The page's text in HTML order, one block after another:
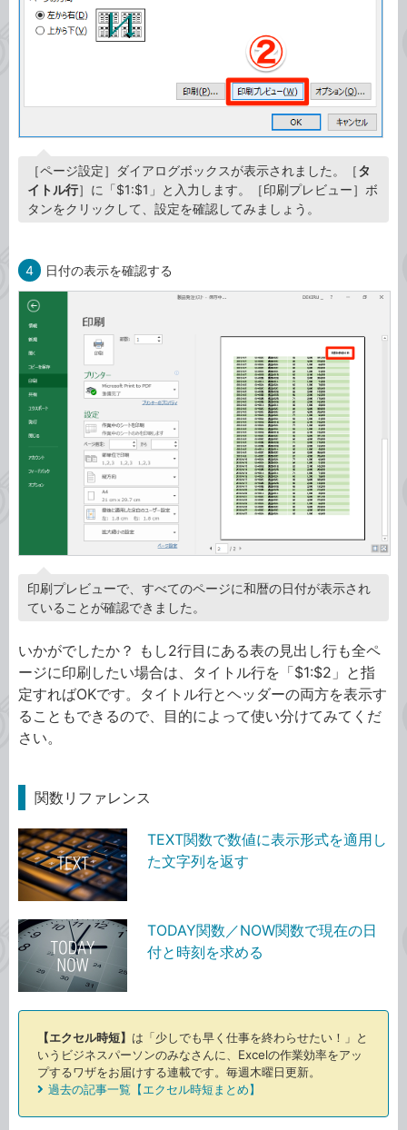
［ページ設定］ダイアログボックスが表示されました。［タ
イトル行］に「$1:$1」と入力します。［印刷プレビュー］ボ
タンをクリックして、設定を確認してみましょう。
4 日付の表示を確認する
印刷プレビューで、すべてのページに和暦の日付が表示され
ていることが確認できました。
いかがでしたか？ もし2行目にある表の見出し行も全ペ
ージに印刷したい場合は、タイトル行を「$1:$2」と指
定すればOKです。タイトル行とヘッダーの両方を表示す
ることもできるので、目的によって使い分けてみてくだ
さい。
関数リファレンス
TEXT関数で数値に表示形式を適用し
た文字列を返す
TODAY関数／NOW関数で現在の日
付と時刻を求める
【エクセル時短】 は「少しでも早く仕事を終わらせたい！」と
いうビジネスパーソンのみなさんに、Excelの作業効率をアッ
プするワザをお届けする連載です。毎週木曜日更新。
過去の記事一覧【エクセル時短まとめ】